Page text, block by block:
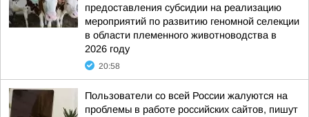
предоставления субсидии на реализацию
мероприятий по развитию геномной селекции
в области племенного животноводства в
2026 году
20:58
Пользователи со всей России жалуются на
проблемы в работе российских сайтов, пишут